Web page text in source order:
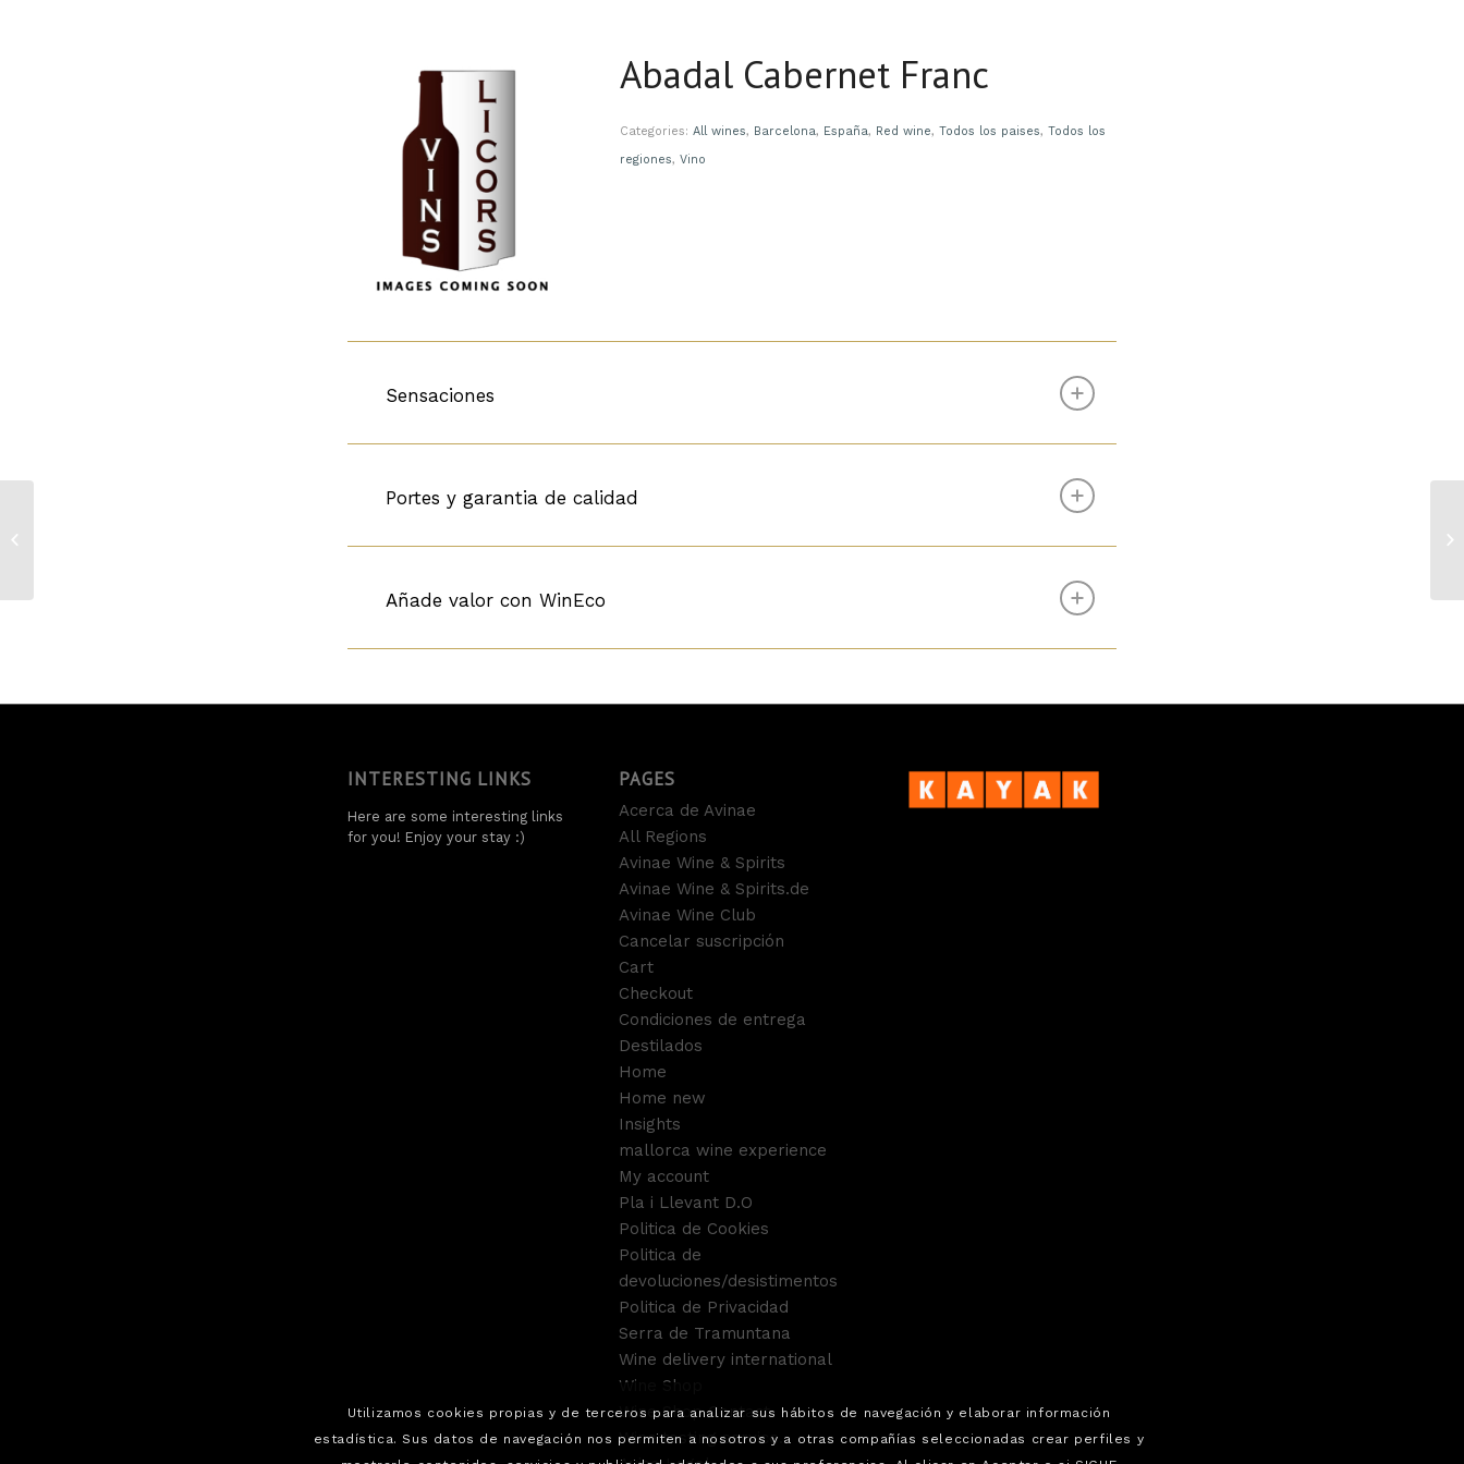
Abadal Cabernet Franc
Categories: All wines, Barcelona, España, Red wine, Todos los paises, Todos los
regiones, Vino
Sensaciones
Portes y garantia de calidad
Añade valor con WinEco
INTERESTING LINKS
Here are some interesting links
for you! Enjoy your stay :)
PAGES
Acerca de Avinae
All Regions
Avinae Wine & Spirits
Avinae Wine & Spirits.de
Avinae Wine Club
Cancelar suscripción
Cart
Checkout
Condiciones de entrega
Destilados
Home
Home new
Insights
mallorca wine experience
My account
Pla i Llevant D.O
Politica de Cookies
Politica de
devoluciones/desistimentos
Politica de Privacidad
Serra de Tramuntana
Wine delivery international
Wine Shop
Wine Shop Contact
Wine tasting service.
Utilizamos cookies propias y de terceros para analizar sus hábitos de navegación y elaborar información
estadística. Sus datos de navegación nos permiten a nosotros y a otras compañías seleccionadas crear perfiles y